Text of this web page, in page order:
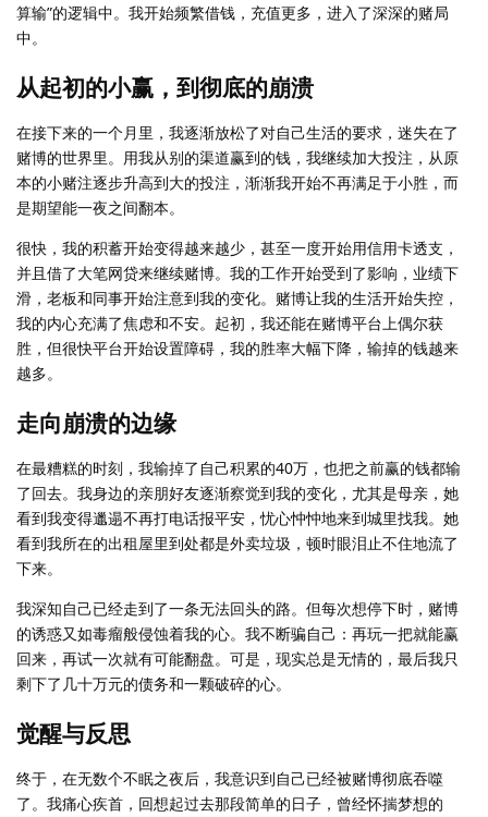
算输”的逻辑中。我开始频繁借钱，充值更多，进入了深深的赌局
中。
从起初的小赢，到彻底的崩溃
在接下来的一个月里，我逐渐放松了对自己生活的要求，迷失在了
赌博的世界里。用我从别的渠道赢到的钱，我继续加大投注，从原
本的小赌注逐步升高到大的投注，渐渐我开始不再满足于小胜，而
是期望能一夜之间翻本。
很快，我的积蓄开始变得越来越少，甚至一度开始用信用卡透支，
并且借了大笔网贷来继续赌博。我的工作开始受到了影响，业绩下
滑，老板和同事开始注意到我的变化。赌博让我的生活开始失控，
我的内心充满了焦虑和不安。起初，我还能在赌博平台上偶尔获
胜，但很快平台开始设置障碍，我的胜率大幅下降，输掉的钱越来
越多。
走向崩溃的边缘
在最糟糕的时刻，我输掉了自己积累的40万，也把之前赢的钱都输
了回去。我身边的亲朋好友逐渐察觉到我的变化，尤其是母亲，她
看到我变得邋遢不再打电话报平安，忧心忡忡地来到城里找我。她
看到我所在的出租屋里到处都是外卖垃圾，顿时眼泪止不住地流了
下来。
我深知自己已经走到了一条无法回头的路。但每次想停下时，赌博
的诱惑又如毒瘤般侵蚀着我的心。我不断骗自己：再玩一把就能赢
回来，再试一次就有可能翻盘。可是，现实总是无情的，最后我只
剩下了几十万元的债务和一颗破碎的心。
觉醒与反思
终于，在无数个不眠之夜后，我意识到自己已经被赌博彻底吞噬
了。我痛心疾首，回想起过去那段简单的日子，曾经怀揣梦想的